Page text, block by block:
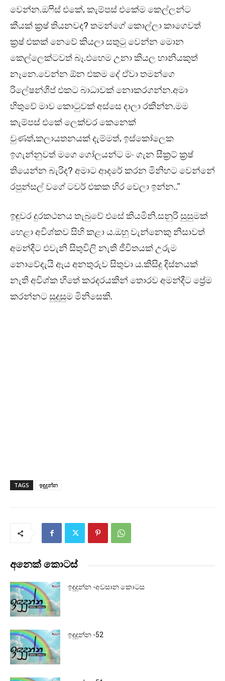
වෙන්න.ඔෆිස් එකේ, කැම්පස් එකේම කෙල්ලන්ට
කීයක් ක්‍රෂ් තියනවද? තමන්ගේ කොල්ලා කාගෙවත්
ක්‍රෂ් එකක් නෙවේ කියලා සතුටු වෙන්න මොන
කෙල්ලෙක්ටවත් බෑ.එහෙම උනා කියල හානියකුත්
නෑනෙ.වෙන්න ඕන එකම දේ ඒවා තමන්ගෙ
රිලේෂන්ශිප් එකට බාධාවක් නොකරගන්න.අමා
හිතුවේ මාව කොටුවක් අස්සෙ දාලා රකින්න.මම
කැම්පස් එකේ ලෙක්චර කෙනෙක්
වුණත්,කලායතනයක් දැම්මත්, ඉස්කෝලෙක
ඉගැන්නුවත් මගෙ ගෝලයන්ට මං ගැන සීක්‍රට් ක්‍රෂ්
තියෙන්න බැරිද? අමාට ආදරේ කරන මිනිහට වෙන්නේ
රපුන්සල් වගේ ටවර් එකක හිර වෙලා ඉන්න..”
ඉඳුවර දුරකථනය තැබුවේ එසේ කියමිනි.සනුරි සුසුමක්
හෙළා අවිශ්කව සිහි කළා ය.ඔහු වැන්නෙකු නිසාවත්
අමන්දීට එවැනි සිතුවිලි නැති ජීවිතයක් උරුම
නොවේදැයි ඇය අනතුරුව සිතුවා ය.කිසිදු දිස්නයක්
නැති අවිශ්ක හිතේ කරදරයකින් තොරව අමන්දීට ප්‍රේම
කරන්නට සුදුසුම මිනිසෙකි.
TAGS ඉඳුදුන්න
අනෙක් කොටස්
ඉඳුදුන්න -අවසාන කොටස
ඉඳුදුන්න -52